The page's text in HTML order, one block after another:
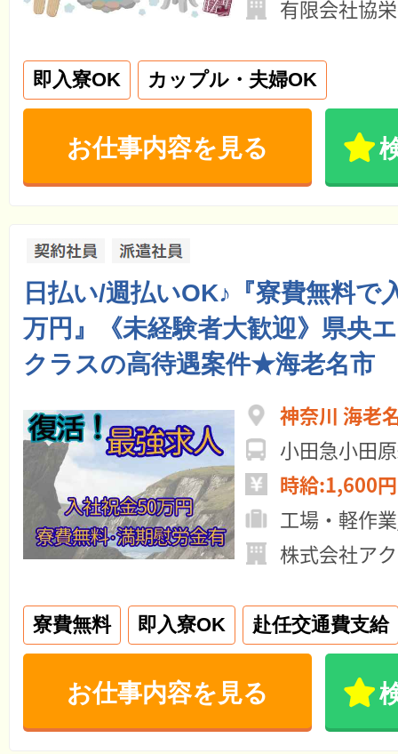
有限会社協
即入寮OK カップル・夫婦OK
お仕事内容を見る
日払い/週払いOK♪『寮費無料で
万円』《未経験者大歓迎》県央
クラスの高待遇案件★海老名市
神奈川 海老
小田急小田
時給:1,600
工場・軽作
株式会社ア
寮費無料 即入寮OK 赴任交通費支給
お仕事内容を見る